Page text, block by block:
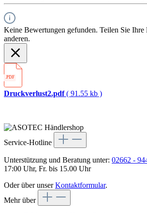
Keine Bewertungen gefunden. Teilen Sie Ihre
anderen.
.PDF
Druckverlust2.pdf( 91.55 kb )
Service-Hotline
Unterstützung und Beratung unter: 02662 -
17:00 Uhr, Fr. bis 15.00 Uhr
Oder über unserKontaktformular.
Mehr über